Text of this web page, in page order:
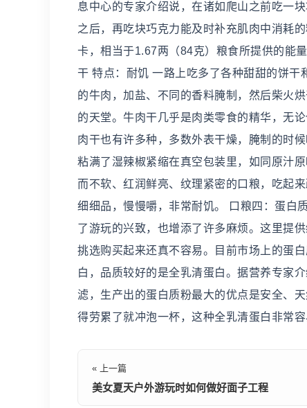
息中心的专家介绍说，在诸如爬山之前吃一
之后，再吃块巧克力能及时补充肌肉中消耗
卡，相当于1.67两（84克）粮食所提供的能
干 特点：耐饥 一路上吃多了各种甜甜的饼
的牛肉，加盐、不同的香料腌制，然后柴火
的天堂。牛肉干几乎是肉类零食的精华，无
肉干也有许多种，多数外表干燥，腌制的时
粘满了湿辣椒紧缩在真空包装里，如同原汁
而不软、红润鲜亮、纹理紧密的口粮，吃起
细细品，慢慢嚼，非常耐饥。 口粮四：蛋白
了游玩的兴致，也增添了许多麻烦。这里提
挑选购买起来还真不容易。目前市场上的蛋
白，品质较好的是全乳清蛋白。据营养专家
滤，生产出的蛋白质粉最大的优点是安全、
得劳累了就冲泡一杯，这种全乳清蛋白非常
« 上一篇
美女夏天户外游玩时如何做好面子工程